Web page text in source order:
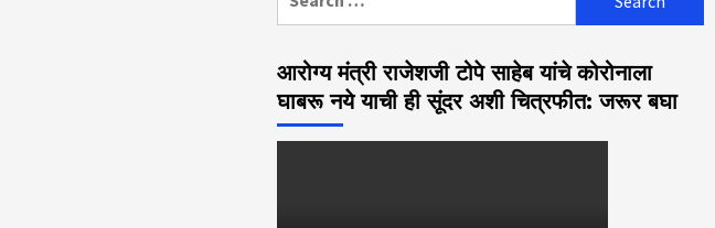
आरोग्य मंत्री राजेशजी टोपे साहेब यांचे कोरोनाला
घाबरू नये याची ही सूंदर अशी चित्रफीत: जरूर बघा